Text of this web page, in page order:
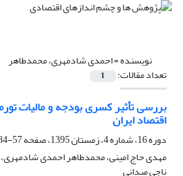
نویسنده =احمدی شادمهری، محمدطاهر
تعداد مقالات: 1
بررسی تأثیر کسری بودجه و مالیات
اقتصاد ایران
دوره 16، شماره 4، زمستان 1395، صفحه
57-84
مهدی حاج امینی، محمدطاهر احمدی
ناجی میدانی